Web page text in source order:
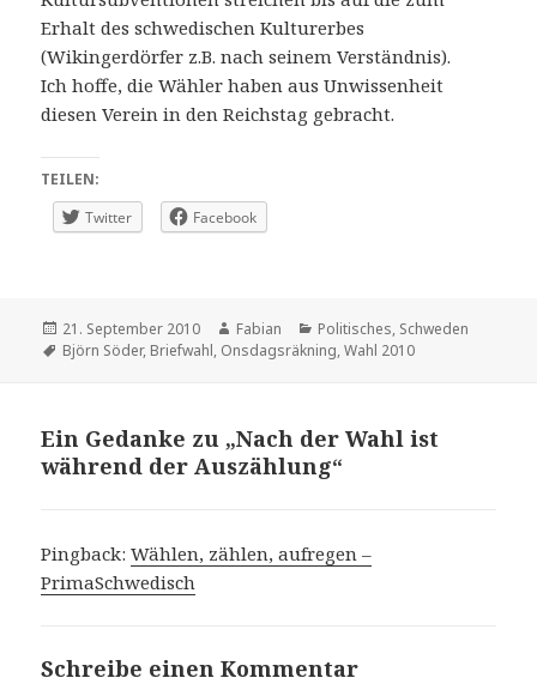
Erhalt des schwedischen Kulturerbes
(Wikingerdörfer z.B. nach seinem Verständnis).
Ich hoffe, die Wähler haben aus Unwissenheit
diesen Verein in den Reichstag gebracht.
TEILEN:
Twitter
Facebook
Veröffentlicht
am
21. September 2010 Autor
Fabian Kategorien
Politisches, Schweden
Schlagwörter
Björn Söder, Briefwahl, Onsdagsräkning,Wahl 2010
Ein Gedanke zu „Nach der Wahl ist
während der Auszählung“
Pingback:Wählen, zählen, aufregen –
PrimaSchwedisch
Schreibe einen Kommentar